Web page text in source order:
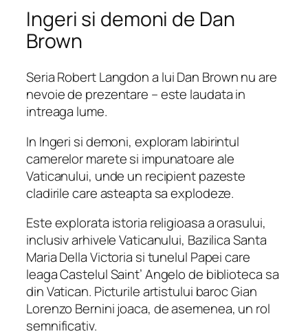
Ingeri si demoni de Dan
Brown
Seria Robert Langdona lui Dan Brown nu are
nevoie de prezentare – este laudata in
intreaga lume.
In Ingeri si demoni, exploram labirintul
camerelor marete si impunatoare ale
Vaticanului, unde un recipient pazeste
cladirile care asteapta sa explodeze.
Este explorata istoria religioasa a orasului,
inclusiv arhivele Vaticanului, Bazilica Santa
Maria Della Victoria si tunelul Papei care
leaga Castelul Saint’ Angelo de biblioteca sa
din Vatican. Picturile artistului baroc Gian
Lorenzo Bernini joaca, de asemenea, un rol
semnificativ.